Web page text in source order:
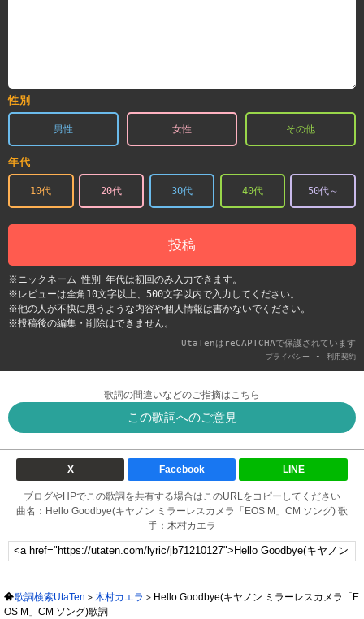
性別
男性 女性 その他
年代
10代 20代 30代 40代 50代～
投稿
※ニックネーム･性別･年代は初回のみ入力できます。
※レビューは全角10文字以上、500文字以内で入力してください。
※他の人が不快に思うような内容や個人情報は書かないでください。
※投稿後の編集・削除はできません。
UtaTenはreCAPTCHAで保護されています
プライバシー - 利用契約
歌詞の間違いなどのご指摘はこちら
この歌詞へのご意見
X Facebook LINE
ブログやHPでこの歌詞を共有する場合はこのURLをコピーしてください
曲名：Hello Goodbye(キヤノン ミラーレスカメラ「EOS M」CM ソング) 歌
手：木村カエラ
歌詞検索UtaTen 木村カエラ
Hello Goodbye(キヤノン ミラーレスカメラ「E
OS M」CM ソング)歌詞